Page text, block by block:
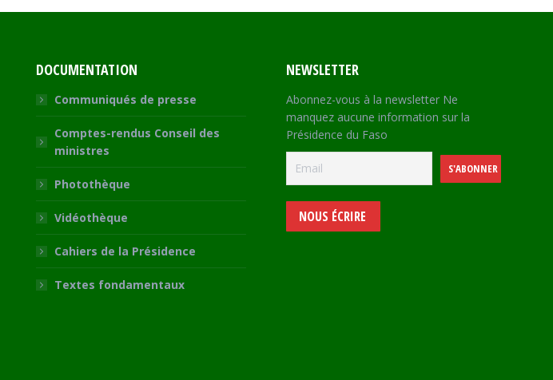
DOCUMENTATION
Communiqués de presse
Comptes-rendus Conseil des
ministres
Photothèque
Vidéothèque
Cahiers de la Présidence
Textes fondamentaux
NEWSLETTER
Abonnez-vous à la newsletter Ne
manquez aucune information sur la
Présidence du Faso
NOUS ÉCRIRE